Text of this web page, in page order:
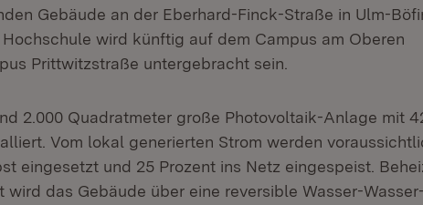
Gebäude an der Eberhard-Finck-Straße in Ulm-
wird künftig auf dem Campus am Oberen
Prittwitzstraße untergebracht sein.
2.000 Quadratmeter große Photovoltaik-Anlage mit
Vom lokal generierten Strom werden
eingesetzt und 25 Prozent ins Netz eingespeist.
das Gebäude über eine reversible Wasser-Wasser-